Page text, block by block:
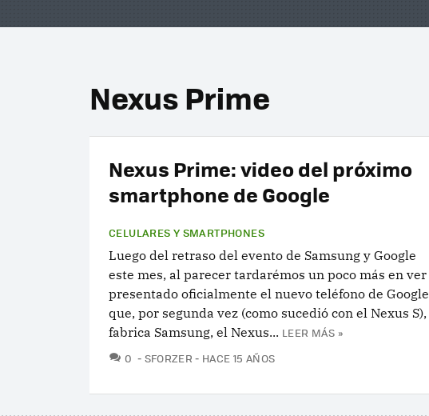
Nexus Prime
Nexus Prime: video del próximo
smartphone de Google
CELULARES Y SMARTPHONES
Luego del retraso del evento de Samsung y Google
este mes, al parecer tardarémos un poco más en ver
presentado oficialmente el nuevo teléfono de Google
que, por segunda vez (como sucedió con el Nexus S),
fabrica Samsung, el Nexus... LEER MÁS »
0 COMENTARIOS
SFORZER HACE 15 AÑOS